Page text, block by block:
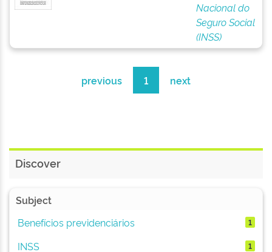
Nacional do
Seguro Social
(INSS)
previous 1 next
Discover
Subject
Benefícios previdenciários
1
INSS 1